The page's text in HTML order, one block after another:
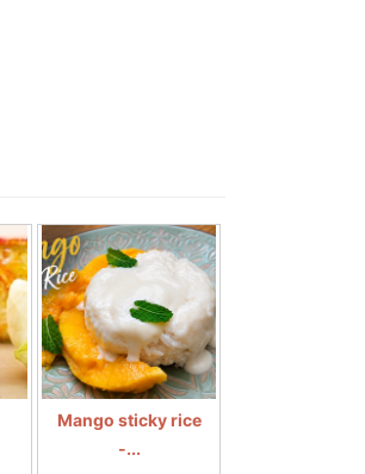
Mango sticky rice
-...